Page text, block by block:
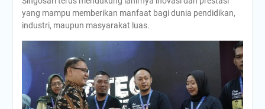
yang mampu memberikan manfaat bagi dunia pendidikan,
industri, maupun masyarakat luas.